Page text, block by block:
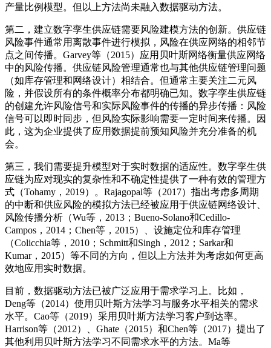
产量比例模型。但以上方法尚未融入数据驱动方法。
第二，建立数字孪生供应链需要风险建模方法的创新。供应链
风险事件通常用离散事件进行模拟，风险在供应网络的相邻节
点之间传播。Garvey等（2015）应用贝叶斯网络衡量供应网络
中的风险传播。供应链风险管理通常也与其他供应链管理问题
（如库存管理和网络设计）相结合。但通常主要关注二元风
险，并假设所有的条件概率分布都明确已知。数字孪生供应链
的创建允许风险信号和实际风险事件的传播的异步传播：风险
信号可以即时同步，但风险实际影响需要一定时间来传播。因
此，这为企业提供了应用数据提前预知风险并充分准备的机
会。
第三，我们需要提升模型对于实时数据的适应性。数字孪生供
应链为应对现实的复杂性和不确定性提供了一种有效的管理方
式（Tohamy，2019）。Rajagopal等（2017）指出考虑多周期
的中断和供应风险的模拟方法已经被应用于供应链网络设计、
风险传播分析（Wu等，2013；Bueno-Solano和Cedillo-
Campos，2014；Chen等，2015）、设施定位和库存管理
（Colicchia等，2010；Schmitt和Singh，2012；Sarkar和
Kumar，2015）等不同的方向，但以上方法并为考虑如何更高
效地应用实时数据。
目前，数据驱动方法已被广泛应用于需求学习上。比如，
Deng等（2014）使用贝叶斯方法学习与服务水平相关的需求
水平。Cao等（2019）采用贝叶斯方法学习客户到达率。
Harrison等（2012）、Ghate（2015）和Chen等（2017）提出了
其他利用贝叶斯方法学习不同需求水平的方法。Ma等